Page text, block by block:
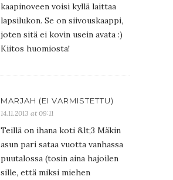
kaapinoveen voisi kyllä laittaa
lapsilukon. Se on siivouskaappi,
joten sitä ei kovin usein avata :)
Kiitos huomiosta!
MARJAH (EI VARMISTETTU)
14.11.2013 at 09:11
Teillä on ihana koti &lt;3 Mäkin
asun pari sataa vuotta vanhassa
puutalossa (tosin aina hajoilen
sille, että miksi miehen